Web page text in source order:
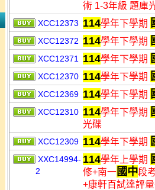
術 1-3年級 題庫
XCC12373 114學年下學期
XCC12372 114學年下學期
XCC12371 114學年下學期
XCC12370 114學年下學期
XCC12369 114學年下學期
XCC12310 114學年下學期
光碟
XCC12309 114學年下學期
XXC14994-
2
114學年上學期
修+南一國中段
+康軒百試達評